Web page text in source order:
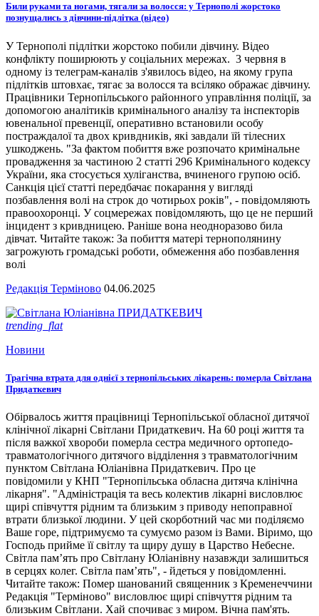
Били руками та ногами, тягали за волосся: у Тернополі жорстоко
познущались з дівчини-підлітка (відео)
У Тернополі підлітки жорстоко побили дівчину. Відео
конфлікту поширюють у соціальних мережах. 3 червня в
одному із телеграм-каналів з'явилось відео, на якому група
підлітків штовхає, тягає за волосся та всіляко ображає дівчину.
Працівники Тернопільського районного управління поліції, за
допомогою аналітиків кримінального аналізу та інспекторів
ювенальної превенції, оперативно встановили особу
постраждалої та двох кривдників, які завдали їй тілесних
ушкоджень. "За фактом побиття вже розпочато кримінальне
провадження за частиною 2 статті 296 Кримінального кодексу
України, яка стосується хуліганства, вчиненого групою осіб.
Санкція цієї статті передбачає покарання у вигляді
позбавлення волі на строк до чотирьох років", - повідомляють
правоохоронці. У соцмережах повідомляють, що це не перший
інцидент з кривдницею. Раніше вона неодноразово била
дівчат. Читайте також: За побиття матері тернополянину
загрожують громадські роботи, обмеження або позбавлення
волі
Редакція Терміново 04.06.2025
trending_flat
Новини
Трагічна втрата для однієї з тернопільських лікарень: померла Світлана
Придаткевич
Обірвалось життя працівниці Тернопільської обласної дитячої
клінічної лікарні Світлани Придаткевич. На 60 році життя та
після важкої хвороби померла сестра медичного ортопедо-
травматологічного дитячого відділення з травматологічним
пунктом Світлана Юліанівна Придаткевич. Про це
повідомили у КНП "Тернопільська обласна дитяча клінічна
лікарня". "Адміністрація та весь колектив лікарні висловлює
щирі співчуття рідним та близьким з приводу непоправної
втрати близької людини. У цей скорботний час ми поділяємо
Ваше горе, підтримуємо та сумуємо разом із Вами. Віримо, що
Господь прийме її світлу та щиру душу в Царство Небесне.
Світла пам’ять про Світлану Юліанівну назавжди залишиться
в серцях колег. Світла пам’ять", - йдеться у повідомленні.
Читайте також: Помер шанований священник з Кременеччини
Редакція "Терміново" висловлює щирі співчуття рідним та
близьким Світлани. Хай спочиває з миром. Вічна пам'ять.